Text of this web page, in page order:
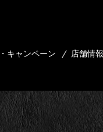
キャンペーン 店舗情